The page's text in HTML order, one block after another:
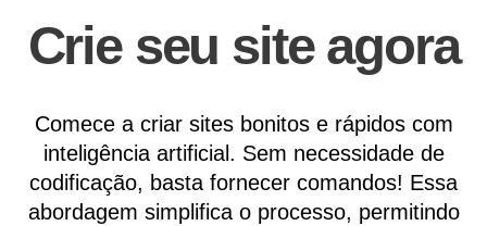
Crie seu site agora
Comece a criar sites bonitos e rápidos com
inteligência artificial. Sem necessidade de
codificação, basta fornecer comandos! Essa
abordagem simplifica o processo, permitindo